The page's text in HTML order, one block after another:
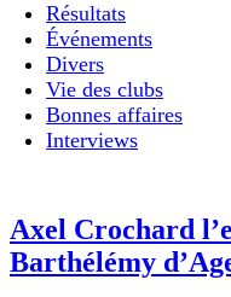
Résultats
Événements
Divers
Vie des clubs
Bonnes affaires
Interviews
Axel Crochard
Barthélémy